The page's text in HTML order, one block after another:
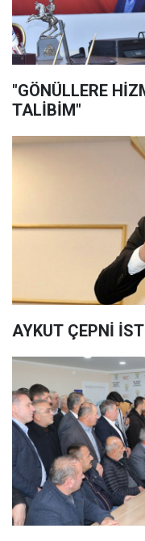
"GÖNÜLLERE
TALİBİM"
AYKUT ÇEPNİ